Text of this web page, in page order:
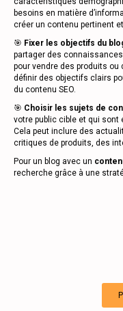
besoins en matière
créer un contenu pertinent
🎯 Fixer les objectifs du
partager des
pour vendre des produits ou
définir des objectifs clairs
du contenu SEO.
🎯 Choisir les sujets de
votre public cible et qui sont
Cela peut inclure des
critiques de produits, des
Pour un blog avec un
recherche grâce à une